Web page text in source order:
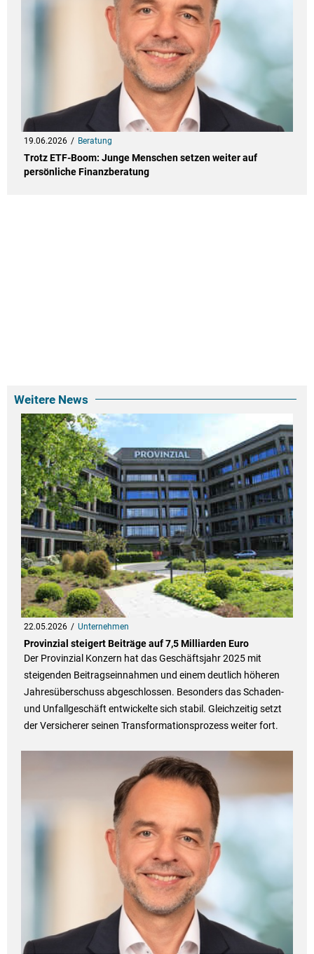
19.06.2026 Beratung
Trotz ETF-Boom: Junge Menschen setzen weiter auf
persönliche Finanzberatung
Weitere News
22.05.2026 Unternehmen
Provinzial steigert Beiträge auf 7,5 Milliarden Euro
Der Provinzial Konzern hat das Geschäftsjahr 2025 mit
steigenden Beitragseinnahmen und einem deutlich höheren
Jahresüberschuss abgeschlossen. Besonders das Schaden-
und Unfallgeschäft entwickelte sich stabil. Gleichzeitig setzt
der Versicherer seinen Transformationsprozess weiter fort.